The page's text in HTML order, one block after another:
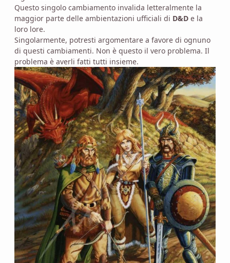
Questo singolo cambiamento invalida letteralmente la
maggior parte delle ambientazioni ufficiali di D&D e la
loro lore.
Singolarmente, potresti argomentare a favore di ognuno
di questi cambiamenti. Non è questo il vero problema. Il
problema è averli fatti tutti insieme.